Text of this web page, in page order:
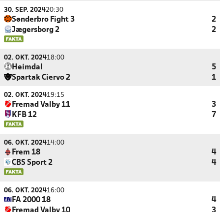
30. SEP. 202420:30
Sønderbro Fight 3
2
Jægersborg 2
2
02. OKT. 202418:00
Heimdal
5
Spartak Ciervo 2
1
02. OKT. 202419:15
Fremad Valby 11
3
KFB 12
7
06. OKT. 202414:00
Frem 18
4
CBS Sport 2
4
06. OKT. 202416:00
FA 2000 18
4
Fremad Valby 10
3